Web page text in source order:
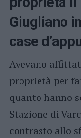
Giugliano
case
Avevano
proprietà per
quanto hanno
Stazione di
contrasto allo